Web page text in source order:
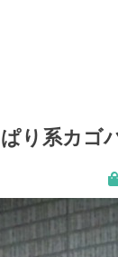
り系カゴ